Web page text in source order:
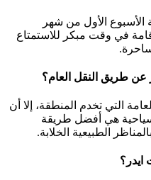
الأسبوع الأول من شهر
في وقت مبكر للاستمتاع
طريق النقل العام؟
التي تخدم المنطقة، إلا أن
سياحية هي أفضل طريقة
الطبيعية الخلابة.
ايدر؟